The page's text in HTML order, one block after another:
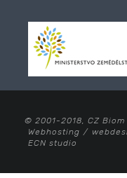
© 2001-2018, CZ
Webhosting /
ECN studio